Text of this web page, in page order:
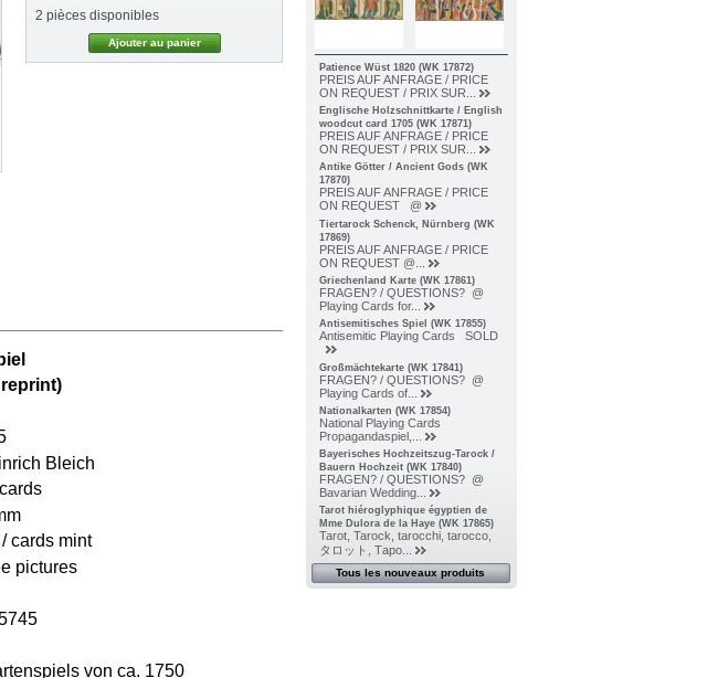
2 pièces disponibles
Bleich
cards mint
pictures
von ca. 1750
Patience Wüst 1820 (WK 17872)
PREIS AUF ANFRAGE / PRICE
ON REQUEST / PRIX SUR...
Englische Holzschnittkarte / English
woodcut card 1705 (WK 17871)
PREIS AUF ANFRAGE / PRICE
ON REQUEST / PRIX SUR...
Antike Götter / Ancient Gods (WK
17870)
PREIS AUF ANFRAGE / PRICE
ON REQUEST @
Tiertarock Schenck, Nürnberg (WK
17869)
PREIS AUF ANFRAGE / PRICE
ON REQUEST @...
Griechenland Karte (WK 17861)
FRAGEN? / QUESTIONS? @
Playing Cards for...
Antisemitisches Spiel (WK 17855)
Antisemitic Playing Cards SOLD
Großmächtekarte (WK 17841)
FRAGEN? / QUESTIONS? @
Playing Cards of...
Nationalkarten (WK 17854)
National Playing Cards
Propagandaspiel,...
Bayerisches Hochzeitszug-Tarock /
Bauern Hochzeit (WK 17840)
FRAGEN? / QUESTIONS? @
Bavarian Wedding...
Tarot hiéroglyphique égyptien de
Mme Dulora de la Haye (WK 17865)
Tarot, Tarock, tarocchi, tarocco,
タロット, Тарo...
Tous les nouveaux produits